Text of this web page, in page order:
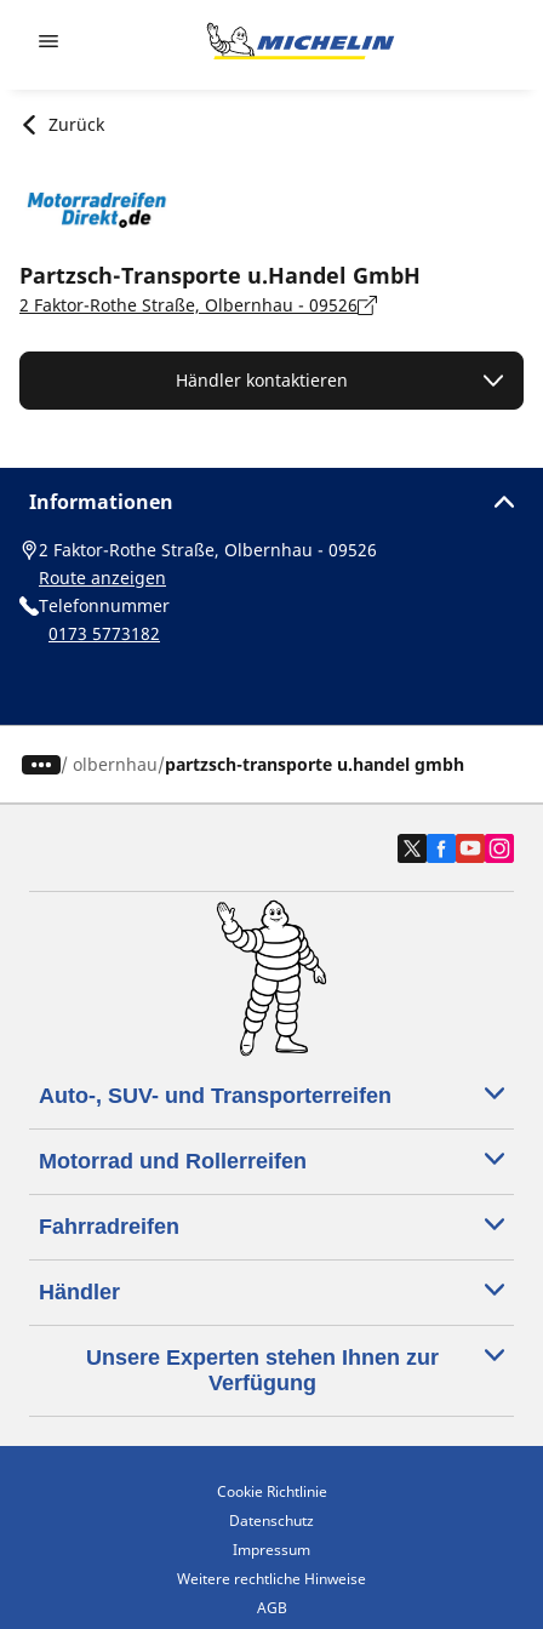
Zurück
Partzsch-Transporte u.Handel GmbH
2 Faktor-Rothe Straße, Olbernhau - 09526
Händler kontaktieren
Informationen
2 Faktor-Rothe Straße, Olbernhau - 09526
Route anzeigen
Telefonnummer
0173 5773182
/ olbernhau partzsch-transporte u.handel gmbh
Auto-, SUV- und Transporterreifen
Motorrad und Rollerreifen
Fahrradreifen
Händler
Unsere Experten stehen Ihnen zur
Verfügung
Cookie Richtlinie
Datenschutz
Impressum
Weitere rechtliche Hinweise
AGB